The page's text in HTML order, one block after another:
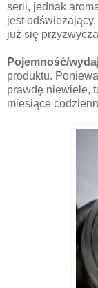
serii, jednak
jest
już się
Pojemność/
produktu.
prawdę niewiele,
miesiące